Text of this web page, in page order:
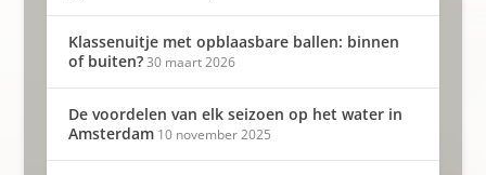
Klassenuitje met opblaasbare ballen: binnen
of buiten? 30 maart 2026
De voordelen van elk seizoen op het water in
Amsterdam 10 november 2025